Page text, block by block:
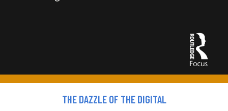
THE DAZZLE OF THE DIGITAL